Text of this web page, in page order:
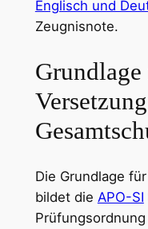
Englisch und
Zeugnisnote.
Die Grundlage
bildet die APO-SI